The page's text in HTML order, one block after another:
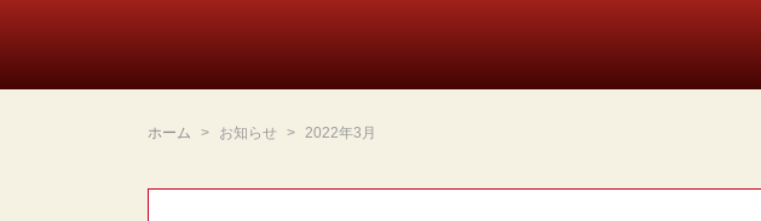
ホーム お知らせ 2022年3月